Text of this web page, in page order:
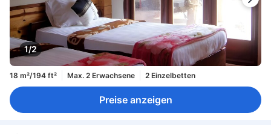
1/2
18 m²/194 ft² Max. 2 Erwachsene 2 Einzelbetten
Preise anzeigen